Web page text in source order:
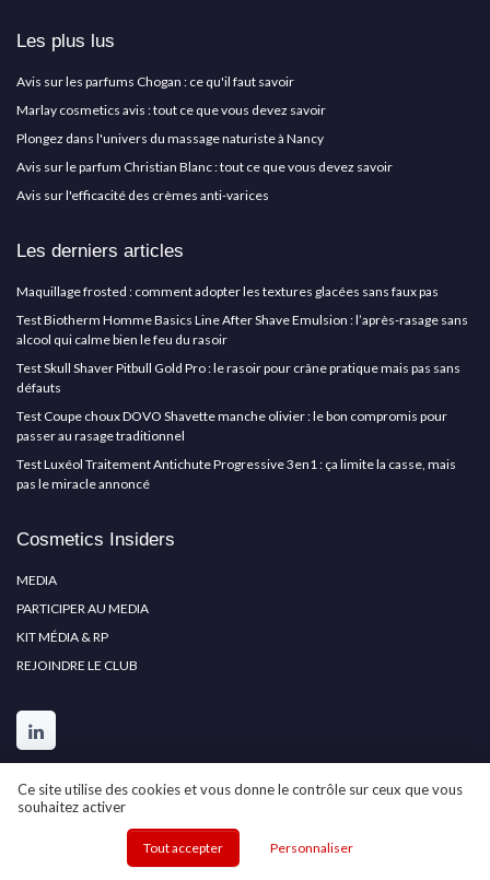
Les plus lus
Avis sur les parfums Chogan : ce qu'il faut savoir
Marlay cosmetics avis : tout ce que vous devez savoir
Plongez dans l'univers du massage naturiste à Nancy
Avis sur le parfum Christian Blanc : tout ce que vous devez savoir
Avis sur l'efficacité des crèmes anti-varices
Les derniers articles
Maquillage frosted : comment adopter les textures glacées sans faux pas
Test Biotherm Homme Basics Line After Shave Emulsion : l’après-rasage sans
alcool qui calme bien le feu du rasoir
Test Skull Shaver Pitbull Gold Pro : le rasoir pour crâne pratique mais pas sans
défauts
Test Coupe choux DOVO Shavette manche olivier : le bon compromis pour
passer au rasage traditionnel
Test Luxéol Traitement Antichute Progressive 3en1 : ça limite la casse, mais
pas le miracle annoncé
Cosmetics Insiders
MEDIA
PARTICIPER AU MEDIA
KIT MÉDIA & RP
REJOINDRE LE CLUB
Mentions légales Politique de confidentialité
Ce site utilise des cookies et vous donne le contrôle sur ceux que vous
souhaitez activer
Tout accepter Personnaliser